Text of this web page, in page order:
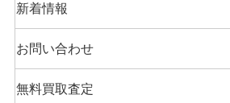
新着情報
お問い合わせ
無料買取査定